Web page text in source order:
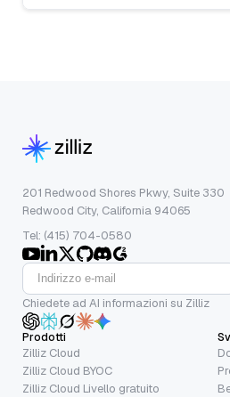
201 Redwood Shores Pkwy, Suite 330
Redwood City, California 94065
Tel: (415) 704-0580
Chiedete ad AI informazioni su Zilliz
Prodotti
Zilliz Cloud
Zilliz Cloud BYOC
Zilliz Cloud Livello gratuito